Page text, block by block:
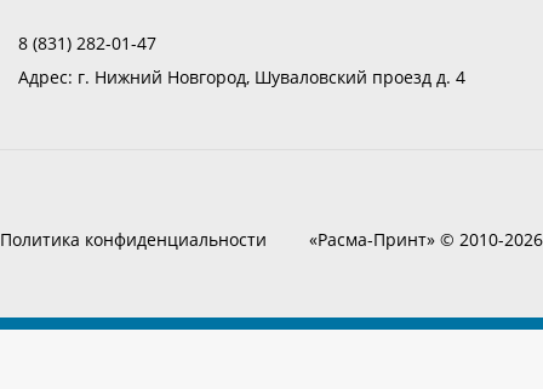
8 (831) 282-01-47
Адрес: г. Нижний Новгород, Шуваловский проезд д. 4
Политика конфиденциальности «Расма-Принт» © 2010-2026